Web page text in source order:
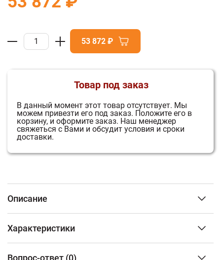
53 872 ₽
Товар под заказ
В данный момент этот товар отсутствует. Мы
можем привезти его под заказ. Положите его в
корзину, и оформите заказ. Наш менеджер
свяжеться с Вами и обсудит условия и сроки
доставки.
Описание
Старый орех, Классический орех, Светлый орех,
Зеленый орех, Венге (+ 10%), Махагон, Лак, Беленый
дуб (+ 10%)Наличие определенного цвета и точную
Характеристики